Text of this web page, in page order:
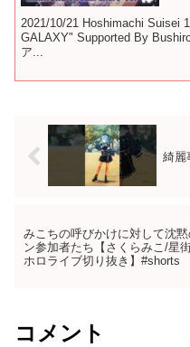
2021/10/21 Hoshimachi Suisei
GALAXY" Supported By
ア...
綺麗
みこちの呼びかけに対して沈黙
ン参加者たち【さくらみこ/星
ホロライブ切り抜き】#shorts
コメント